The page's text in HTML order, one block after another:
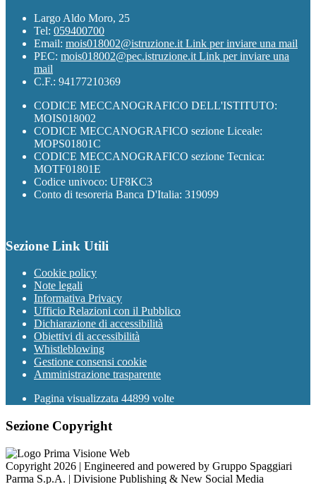
Largo Aldo Moro, 25
Tel: 059400700
Email: mois018002@istruzione.it Link per inviare una mail
PEC: mois018002@pec.istruzione.it Link per inviare una
mail
C.F.: 94177210369
CODICE MECCANOGRAFICO DELL'ISTITUTO:
MOIS018002
CODICE MECCANOGRAFICO sezione Liceale:
MOPS01801C
CODICE MECCANOGRAFICO sezione Tecnica:
MOTF01801E
Codice univoco: UF8KC3
Conto di tesoreria Banca D'Italia: 319099
Sezione Link Utili
Cookie policy
Note legali
Informativa Privacy
Ufficio Relazioni con il Pubblico
Dichiarazione di accessibilità
Obiettivi di accessibilità
Whistleblowing
Gestione consensi cookie
Amministrazione trasparente
Pagina visualizzata 44899 volte
Sezione Copyright
Copyright 2026 | Engineered and powered by Gruppo Spaggiari
Parma S.p.A. | Divisione Publishing & New Social Media